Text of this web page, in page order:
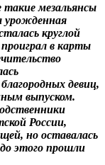
мезальянсы
урожденная
круглой
в карты
девиц,
выпуском.
России,
но оставалась
до этого прошли